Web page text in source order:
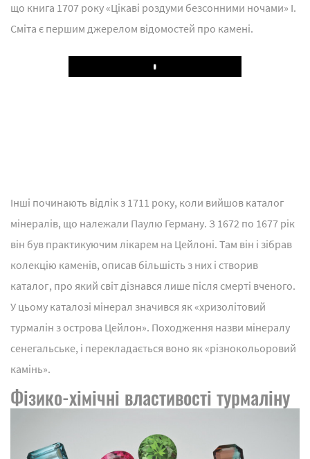
що книга 1707 року «Цікаві роздуми безсонними ночами» І.
Сміта є першим джерелом відомостей про камені.
Play
Інші починають відлік з 1711 року, коли вийшов каталог
мінералів, що належали Паулю Герману. З 1672 по 1677 рік
він був практикуючим лікарем на Цейлоні. Там він і зібрав
колекцію каменів, описав більшість з них і створив
каталог, про який світ дізнався лише після смерті вченого.
У цьому каталозі мінерал значився як «хризолітовий
турмалін з острова Цейлон». Походження назви мінералу
сенегальське, і перекладається воно як «різнокольоровий
камінь».
Фізико-хімічні властивості турмаліну